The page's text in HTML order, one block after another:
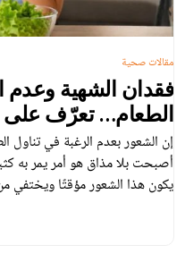
فقدان الشهية وعدم
الطعام… تعرّف على
صحتك!
إن الشعور بعدم الرغبة في تناول
أصبحت بلا مذاق هو أمر يمر به
يكون هذا الشعور مؤقتًا ويختفي
مقالات صحية